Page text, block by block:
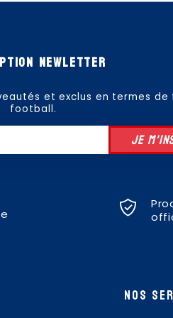
newletter
et exclus en termes de
football.
JE
nos